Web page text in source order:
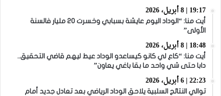
19:17 | 8 أبريل، 2026
أيت منا: “الوداد اليوم عايشة بسبابي وخسرت 20 مليار فالسنة
الأولى”
18:48 | 8 أبريل، 2026
أيت منا: “كاع لي كانو كيساعدو الوداد عيط ليهم قاضي التحقيق..
دابا حتى شي واحد ما بقا باغي يعاون”
22:23 | 6 أبريل، 2026
توالي النتائج السلبية يلاحق الوداد الرياضي بعد تعادل جديد أمام